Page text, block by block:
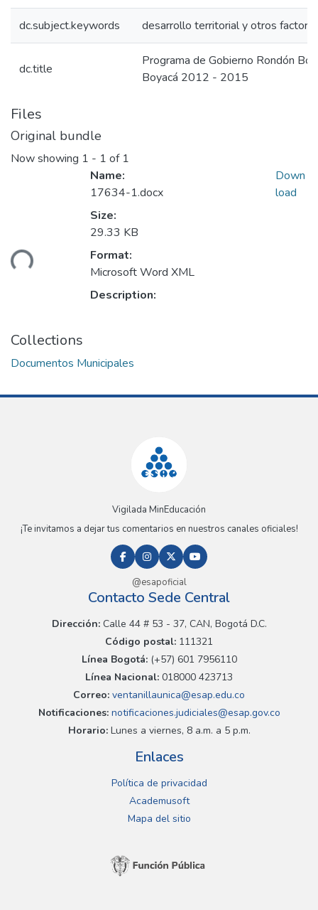
dc.subject.keywords desarrollo territorial y otros
dc.title
Programa de Gobierno Rondón
Boyacá 2012 - 2015
Files
Original bundle
Now showing 1 - 1 of 1
Name:
17634-1.docx
Size:
29.33 KB
Format:
Microsoft Word XML
Description:
Down
load
Collections
Documentos Municipales
Vigilada MinEducación
¡Te invitamos a dejar tus comentarios en nuestros canales oficiales!
@esapoficial
Contacto Sede Central
Dirección:Calle 44 # 53 - 37, CAN, Bogotá D.C.
Código postal: 111321
Línea Bogotá:(+57) 601 7956110
Línea Nacional: 018000 423713
Correo: ventanillaunica@esap.edu.co
Notificaciones:notificaciones.judiciales@esap.gov.co
Horario:Lunes a viernes, 8 a.m. a 5 p.m.
Enlaces
Política de privacidad
Academusoft
Mapa del sitio